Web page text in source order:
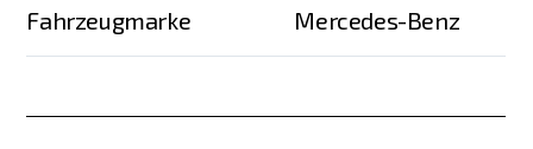
Fahrzeugmarke Mercedes-Benz